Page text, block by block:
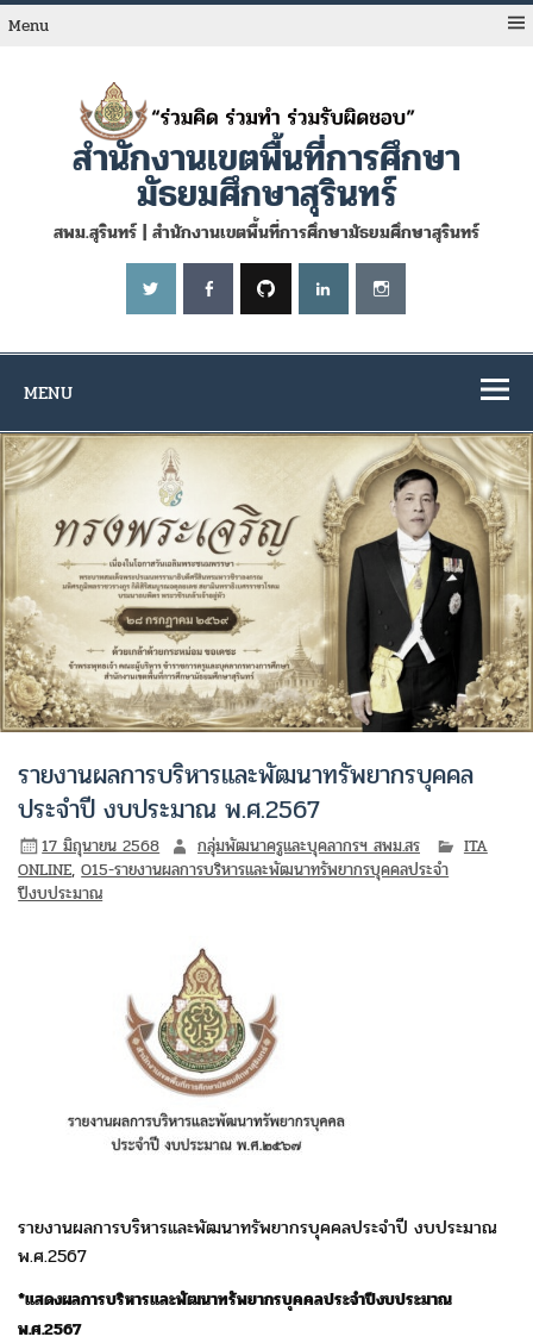
Skip
toMenu
สำนักงานเขตพื้นที่การศึกษา
มัธยมศึกษาสุรินทร์
สพม.สุรินทร์ | สำนักงานเขตพื้นที่การศึกษามัธยมศึกษาสุรินทร์
MENU
รายงานผลการบริหารและพัฒนาทรัพยากรบุคคล
ประจำปี งบประมาณ พ.ศ.2567
17 มิถุนายน 2568 กลุ่มพัฒนาครูและบุคลากรฯ สพม.สร
ITA
ONLINE,O15-รายงานผลการบริหารและพัฒนาทรัพยากรบุคคลประจำ
ปีงบประมาณ
รายงานผลการบริหารและพัฒนาทรัพยากรบุคคลประจำปี งบประมาณ
พ.ศ.2567
*แสดงผลการบริหารและพัฒนาทรัพยากรบุคคลประจำปีงบประมาณ
พ.ศ.2567